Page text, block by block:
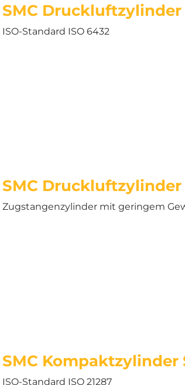
SMC Druckluftzylinder
ISO-Standard ISO 6432
SMC Druckluftzylinder
Zugstangenzylinder mit geringem
SMC Kompaktzylinder
ISO-Standard ISO 21287